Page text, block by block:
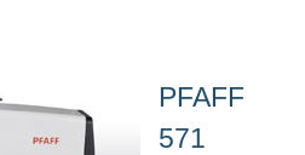
PFAFF
571